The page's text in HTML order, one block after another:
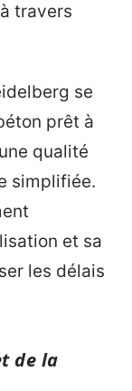
travers
se
prêt à
qualité
simplifiée.
et sa
les délais
de la